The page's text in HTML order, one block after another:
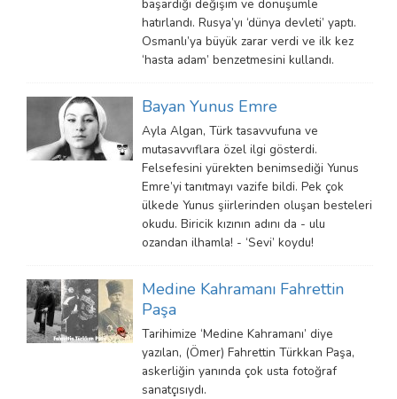
başardığı değişim ve dönüşümle
hatırlandı. Rusya’yı ‘dünya devleti’ yaptı.
Osmanlı’ya büyük zarar verdi ve ilk kez
‘hasta adam’ benzetmesini kullandı.
Bayan Yunus Emre
Ayla Algan, Türk tasavvufuna ve
mutasavvıflara özel ilgi gösterdi.
Felsefesini yürekten benimsediği Yunus
Emre’yi tanıtmayı vazife bildi. Pek çok
ülkede Yunus şiirlerinden oluşan besteleri
okudu. Biricik kızının adını da - ulu
ozandan ilhamla! - ‘Sevi’ koydu!
Medine Kahramanı Fahrettin
Paşa
Tarihimize ‘Medine Kahramanı’ diye
yazılan, (Ömer) Fahrettin Türkkan Paşa,
askerliğin yanında çok usta fotoğraf
sanatçısıydı.